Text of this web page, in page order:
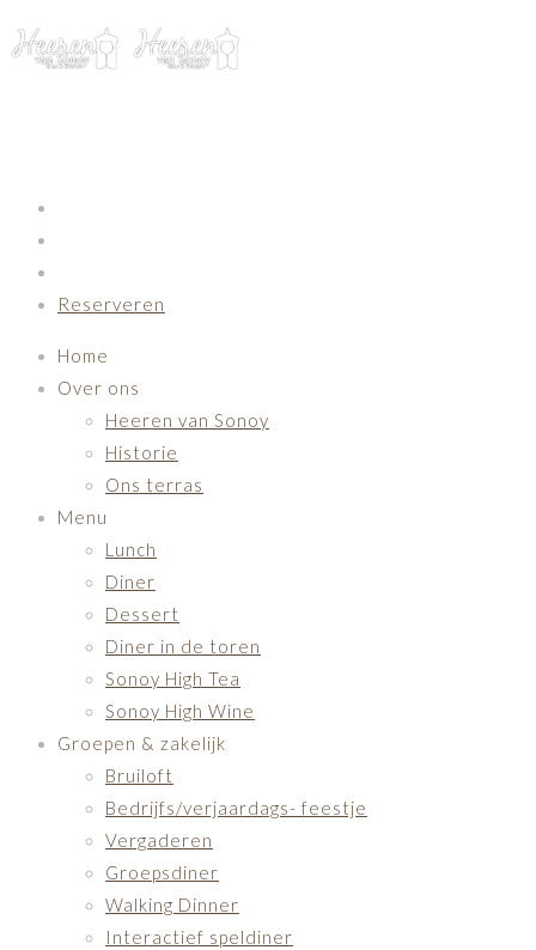
Reserveren
Home
Over ons
Heeren van Sonoy
Historie
Ons terras
Menu
Lunch
Diner
Dessert
Diner in de toren
Sonoy High Tea
Sonoy High Wine
Groepen & zakelijk
Bruiloft
Bedrijfs/verjaardags- feestje
Vergaderen
Groepsdiner
Walking Dinner
Interactief speldiner